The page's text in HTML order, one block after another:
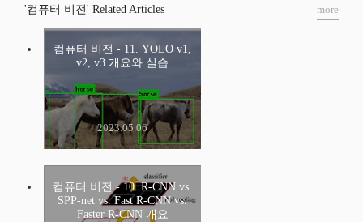
'컴퓨터 비전' Related Articles
컴퓨터 비전 - 11. YOLO v1,
v2, v3 개요와 실습
2023.05.06
컴퓨터 비전 - 10. R-CNN vs.
SPP-net vs. Fast R-CNN vs.
Faster R-CNN 개요
more